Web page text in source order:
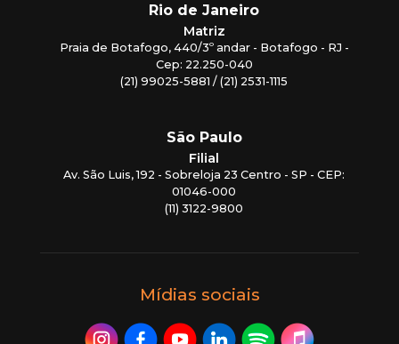
Rio de Janeiro
Matriz
Praia de Botafogo, 440/3º andar - Botafogo - RJ -
Cep: 22.250-040
(21) 99025-5881 / (21) 2531-1115
São Paulo
Filial
Av. São Luis, 192 - Sobreloja 23 Centro - SP - CEP:
01046-000
(11) 3122-9800
Mídias sociais